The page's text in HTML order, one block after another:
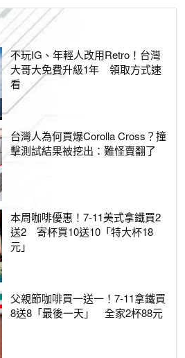
不玩IG、年輕人改用Retro！台灣
大哥大免費升級1年 領取方式速
看
台灣人為何買爆Corolla Cross？撞
擊測試結果被挖出：難怪賣翻了
本周咖啡優惠！7-11美式拿鐵買2
送2 寄杯買10送10「特大杯18
元」
父親節咖啡買一送一！7-11拿鐵買
8送8「最後一天」 全家2杯88元